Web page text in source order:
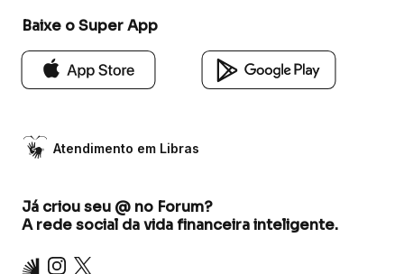
Baixe o Super App
Atendimento em Libras
Já criou seu @ no Forum?
A rede social da vida financeira inteligente.
Inter Instagram
X